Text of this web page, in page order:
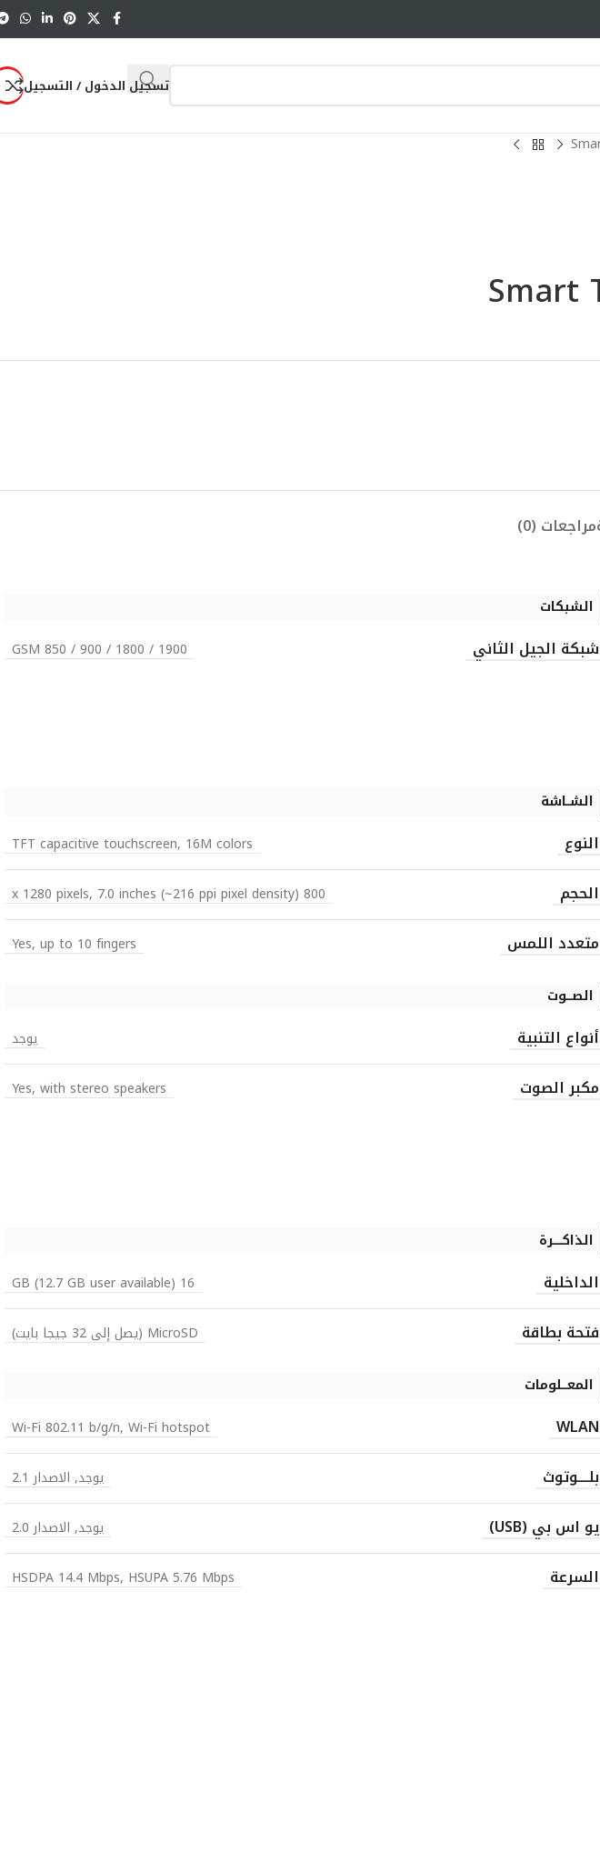
تسجيل الدخول / التسجيل
مراجعات (0)
الشبكات
شبكة الجيل الثاني GSM 850 / 900 / 1800 / 1900
الشــاشة
النوع TFT capacitive touchscreen, 16M colors
الحجم 800 x 1280 pixels, 7.0 inches (~216 ppi pixel density)
متعدد اللمس Yes, up to 10 fingers
الصـــوت
أنواع التنبية يوجد
مكبر الصوت Yes, with stereo speakers
الذاكـــــرة
الداخلية 16 GB (12.7 GB user available)
فتحة بطاقة MicroSD (يصل إلى 32 جيجا بايت)
المعـــلومات
WLAN
Wi-Fi 802.11 b/g/n, Wi-Fi hotspot
بلــــوتوث يوجد, الاصدار 2.1
يو اس بي (USB) يوجد, الاصدار 2.0
السرعة HSDPA 14.4 Mbps, HSUPA 5.76 Mbps